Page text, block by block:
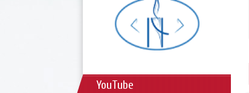
YouTube